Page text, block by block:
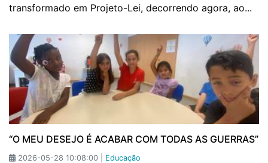
transformado em Projeto-Lei, decorrendo agora, ao...
“O MEU DESEJO É ACABAR COM TODAS AS GUERRAS”
2026-05-28 10:08:00 | Educação